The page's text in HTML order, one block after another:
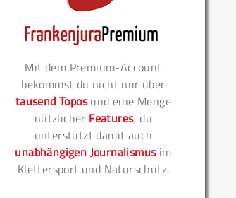
Mit dem Premium-Account
bekommst du nicht nur über
tausend Toposund eine Menge
nützlicher Features, du
unterstützt damit auch
unabhängigen Journalismusim
Klettersport und Naturschutz.